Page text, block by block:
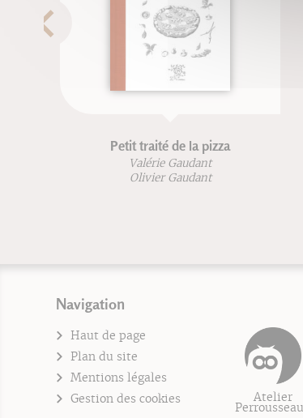
Petit traité de la pizza
Valérie Gaudant
Olivier Gaudant
Navigation
Haut de page
Plan du site
Mentions légales
Gestion des cookies
Atelier